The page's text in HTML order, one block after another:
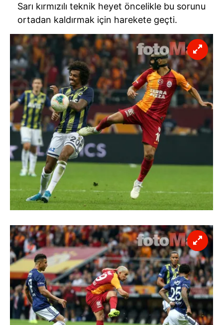
Sarı kırmızılı teknik heyet öncelikle bu sorunu
ortadan kaldırmak için harekete geçti.